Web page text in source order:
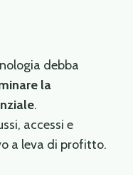
debba
la
.
accessi e
a leva di profitto.